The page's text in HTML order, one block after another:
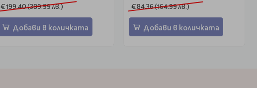
€ 199.40 (389.99 лв.)
Добави в количката
€ 84.36 (164.99 лв.)
Добави в количката